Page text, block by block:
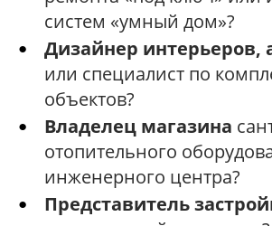
систем «умный дом»?
Дизайнер интерьеров,
или специалист по
объектов?
Владелец магазина
отопительного
инженерного центра?
Представитель